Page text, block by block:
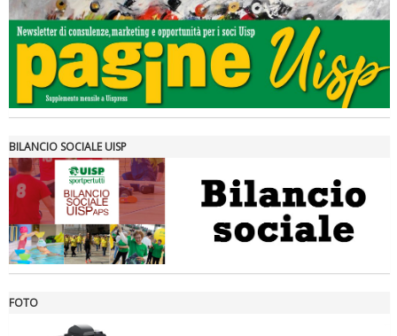
Tiziano Pesce a Radio InBlu2000 traccia il bilancio della stagione
Ddl Lobby, Uisp: “Il Parlamento valorizzi le nostre specificità"
BILANCIO SOCIALE UISP
FOTO